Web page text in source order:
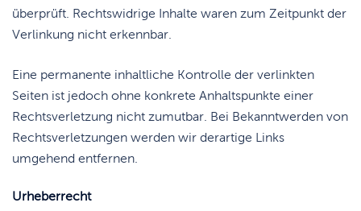
überprüft. Rechtswidrige Inhalte waren zum Zeitpunkt der
Verlinkung nicht erkennbar.
Eine permanente inhaltliche Kontrolle der verlinkten
Seiten ist jedoch ohne konkrete Anhaltspunkte einer
Rechtsverletzung nicht zumutbar. Bei Bekanntwerden von
Rechtsverletzungen werden wir derartige Links
umgehend entfernen.
Urheberrecht